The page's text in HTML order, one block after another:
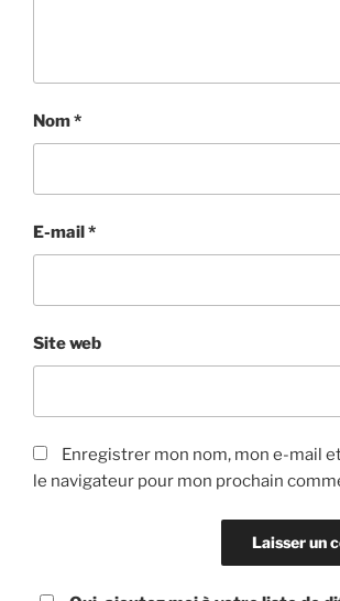
Nom*
E-mail*
Site web
Enregistrer mon nom, mon e-mail
le navigateur pour mon prochain